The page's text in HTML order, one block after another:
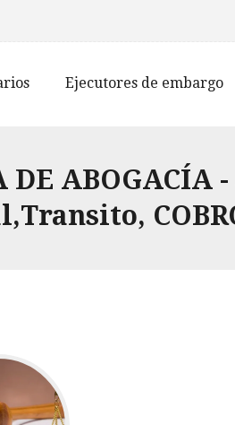
Ejecutores de embargo
ABOGACÍA